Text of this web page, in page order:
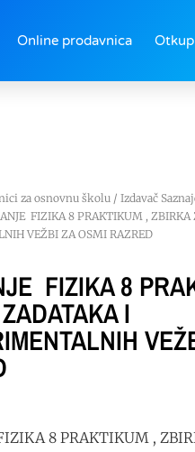
Online prodavnica
za osnovnu školu/ Izdavač
FIZIKA 8 PRAKTIKUM , ZBIRKA
VEŽBI ZA OSMI RAZRED
FIZIKA 8
I
8 PRAKTIKUM ,